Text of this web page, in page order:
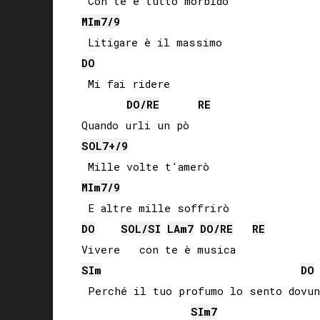
MIm7/9
DO
Mi fai ridere
DO/RE
RE
SOL7+/9
MIm7/9
DO
SOL/SI LAm7 DO/RE
RE
SIm
DO
Perché il tuo profumo lo sento
SIm7